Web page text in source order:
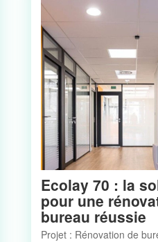
Ecolay 70 : la
pour une
bureau réussie
Projet : Rénovation de